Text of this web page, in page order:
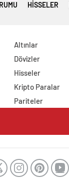
HISSELER
Altınlar
Dövizler
Hisseler
Kripto Paralar
Pariteler